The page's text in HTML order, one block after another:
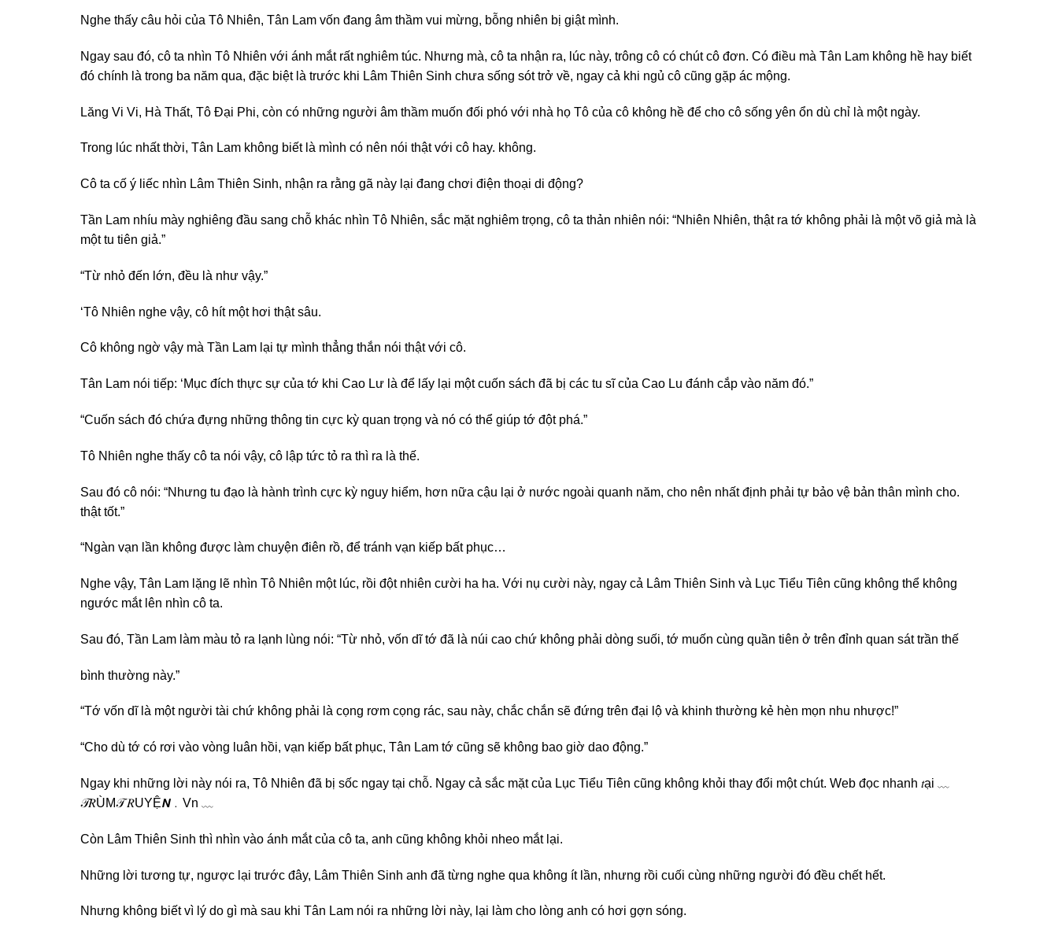
Nghe thấy câu hỏi của Tô Nhiên, Tân Lam vốn đang âm thầm vui mừng, bỗng nhiên bị giật mình.
Ngay sau đó, cô ta nhìn Tô Nhiên với ánh mắt rất nghiêm túc. Nhưng mà, cô ta nhận ra, lúc này, trông cô có chút cô đơn. Có điều mà Tân Lam không hề hay biết
đó chính là trong ba năm qua, đặc biệt là trước khi Lâm Thiên Sinh chưa sống sót trở về, ngay cả khi ngủ cô cũng gặp ác mộng.
Lăng Vi Vi, Hà Thất, Tô Đại Phi, còn có những người âm thầm muốn đối phó với nhà họ Tô của cô không hề để cho cô sống yên ổn dù chỉ là một ngày.
Trong lúc nhất thời, Tân Lam không biết là mình có nên nói thật với cô hay. không.
Cô ta cố ý liếc nhìn Lâm Thiên Sinh, nhận ra rằng gã này lại đang chơi điện thoại di động?
Tần Lam nhíu mày nghiêng đầu sang chỗ khác nhìn Tô Nhiên, sắc mặt nghiêm trọng, cô ta thản nhiên nói: “Nhiên Nhiên, thật ra tớ không phải là một võ giả mà là
một tu tiên giả.”
“Từ nhỏ đến lớn, đều là như vậy.”
‘Tô Nhiên nghe vậy, cô hít một hơi thật sâu.
Cô không ngờ vậy mà Tần Lam lại tự mình thẳng thắn nói thật với cô.
Tân Lam nói tiếp: ‘Mục đích thực sự của tớ khi Cao Lư là để lấy lại một cuốn sách đã bị các tu sĩ của Cao Lu đánh cắp vào năm đó.”
“Cuốn sách đó chứa đựng những thông tin cực kỳ quan trọng và nó có thể giúp tớ đột phá.”
Tô Nhiên nghe thấy cô ta nói vậy, cô lập tức tỏ ra thì ra là thế.
Sau đó cô nói: “Nhưng tu đạo là hành trình cực kỳ nguy hiểm, hơn nữa cậu lại ở nước ngoài quanh năm, cho nên nhất định phải tự bảo vệ bản thân mình cho.
thật tốt.”
“Ngàn vạn lần không được làm chuyện điên rồ, để tránh vạn kiếp bất phục…
Nghe vậy, Tân Lam lặng lẽ nhìn Tô Nhiên một lúc, rồi đột nhiên cười ha ha. Với nụ cười này, ngay cả Lâm Thiên Sinh và Lục Tiểu Tiên cũng không thể không
ngước mắt lên nhìn cô ta.
Sau đó, Tần Lam làm màu tỏ ra lạnh lùng nói: “Từ nhỏ, vốn dĩ tớ đã là núi cao chứ không phải dòng suối, tớ muốn cùng quần tiên ở trên đỉnh quan sát trần thế
bình thường này.”
“Tớ vốn dĩ là một người tài chứ không phải là cọng rơm cọng rác, sau này, chắc chắn sẽ đứng trên đại lộ và khinh thường kẻ hèn mọn nhu nhược!”
“Cho dù tớ có rơi vào vòng luân hồi, vạn kiếp bất phục, Tân Lam tớ cũng sẽ không bao giờ dao động.”
Ngay khi những lời này nói ra, Tô Nhiên đã bị sốc ngay tại chỗ. Ngay cả sắc mặt của Lục Tiểu Tiên cũng không khỏi thay đổi một chút. Web đọc nhanh 𝑡ại ﹏
𝒯𝑅ÙM𝒯 𝑅UYỆ𝙉﹒Vn ﹏
Còn Lâm Thiên Sinh thì nhìn vào ánh mắt của cô ta, anh cũng không khỏi nheo mắt lại.
Những lời tương tự, ngược lại trước đây, Lâm Thiên Sinh anh đã từng nghe qua không ít lần, nhưng rồi cuối cùng những người đó đều chết hết.
Nhưng không biết vì lý do gì mà sau khi Tân Lam nói ra những lời này, lại làm cho lòng anh có hơi gợn sóng.